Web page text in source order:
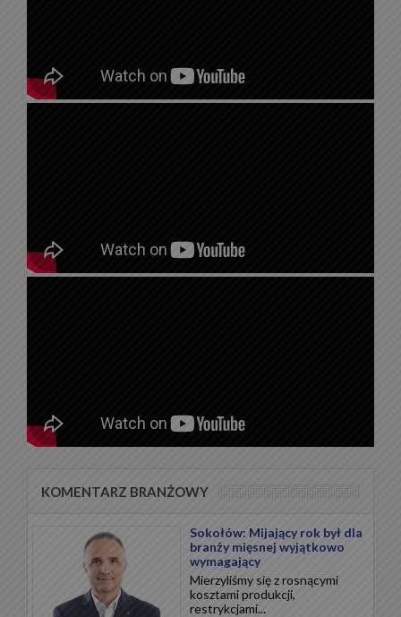
KOMENTARZ BRANŻOWY
Sokołów: Mijający rok był dla
branży mięsnej wyjątkowo
wymagający
Mierzyliśmy się z rosnącymi
kosztami produkcji,
restrykcjami...